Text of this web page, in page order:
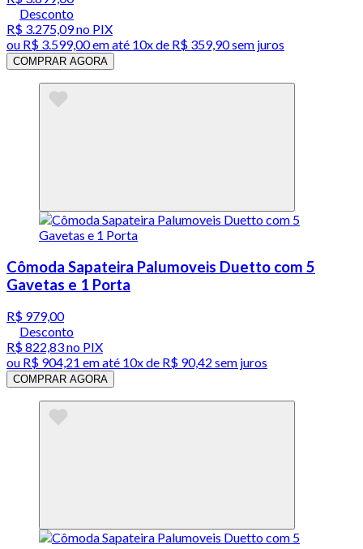
Desconto
R$ 3.275,09no PIX
ou R$ 3.599,00em até 10x de R$ 359,90 sem juros
COMPRAR AGORA
Cômoda Sapateira Palumoveis Duetto com 5
Gavetas e 1 Porta
R$ 979,00
Desconto
R$ 822,83no PIX
ou R$ 904,21 em até 10x de R$ 90,42 sem juros
COMPRAR AGORA